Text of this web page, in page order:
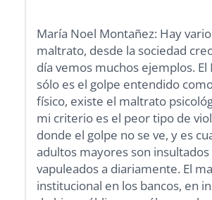
María Noel Montañez: Hay
maltrato, desde la sociedad
día vemos muchos ejemplos.
sólo es el golpe entendido
físico, existe el maltrato
mi criterio es el peor tipo de
donde el golpe no se ve, y es
adultos mayores son insultados
vapuleados a diariamente. El
institucional en los bancos, en